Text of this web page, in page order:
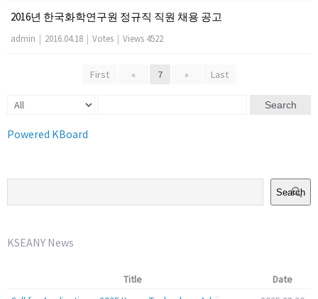
2016년 한국화학연구원 정규직 직원 채용 공고
admin | 2016.04.18 | Votes | Views 4522
First « 7 » Last
Search
Powered KBoard
Search
KSEANY News
Title
Date